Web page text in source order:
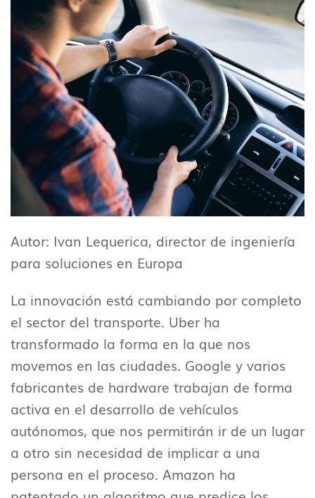
Autor: Ivan Lequerica, director de ingeniería
para soluciones en Europa
La innovación está cambiando por completo
el sector del transporte. Uber ha
transformado la forma en la que nos
movemos en las ciudades. Google y varios
fabricantes de hardware trabajan de forma
activa en el desarrollo de vehículos
autónomos, que nos permitirán ir de un lugar
a otro sin necesidad de implicar a una
persona en el proceso. Amazon ha